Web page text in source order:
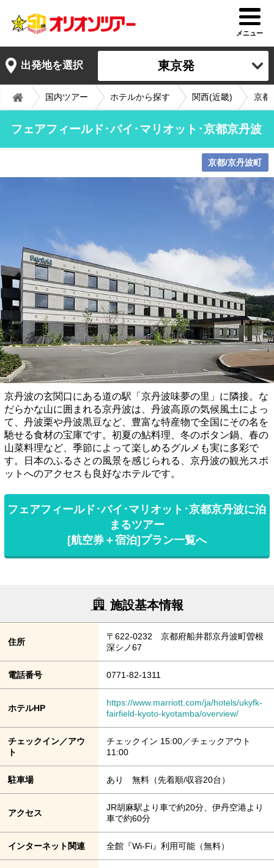
メニュー
出発地を選択 東京発
国内ツアー ホテルから探す 関西(近畿) 京都
フェアフィールド･バイ･マリオット･京都京丹波
京都/京丹波町
京丹波の玄関口にある道の駅「京丹波味夢の里」に隣接。な
だらかな山に囲まれる京丹波は、丹波高原の気候風土によっ
て、丹波栗や丹波黒豆など、豊富な特産物で全国にその名を
馳せる食材の宝庫です。初夏の鮎料理、冬のボタン鍋、春の
山菜料理など、季節によって楽しめるグルメも実に多彩で
す。日本のふるさとの風景を感じられる、京丹波の観光スポ
ットへのアクセスも良好なホテルです。
フェアフィールド･バイ･マリオット･京都京丹波に泊
まるツアー
[航空券＋宿泊]プラン一覧へ
施設基本情報
住所
〒622-0232 京都府船井郡京丹波町曽根
深シノ67
電話番号 0771-82-1311
ホテルHP
https://www.marriott.com/ja/hotels/ukyfk-
fairfield-kyoto-kyotamba/overview/
チェックイン／アウ
ト
チェックイン 15:00／チェックアウト
11:00
駐車場 あり 無料（先着順/収容20台）
アクセス
JR胡麻駅より車で約20分、伊丹空港より
車で約60分
インターネット関連 全館『Wi-Fi』利用可能（無料）